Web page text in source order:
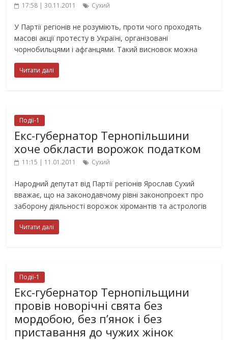
17:58 | 30.11.2011 Сухий
У Партії регіонів не розуміють, проти чого проходять
масові акції протесту в Україні, організовані
чорнобильцями і афганцями. Такий висновок можна
Читати далі
Події-1
Екс-губернатор Тернопільшини
хоче обкласти ворожок податком
11:15 | 11.01.2011 Сухий
Народний депутат від Партії регіонів Ярослав Сухий
вважає, що на законодавчому рівні законопроект про
заборону діяльності ворожок хіромантів та астрологів
Читати далі
Події-1
Екс-губернатор Тернопільщини
провів новорічні свята без
мордобою, без п’янок і без
приставання до чужих жінок